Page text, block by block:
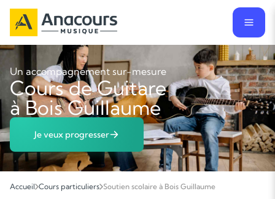
Un accompagnement sur-mesure
Cours de Guitare
à Bois Guillaume
Je veux progresser
Accueil Cours particuliers Soutien scolaire à Bois Guillaume